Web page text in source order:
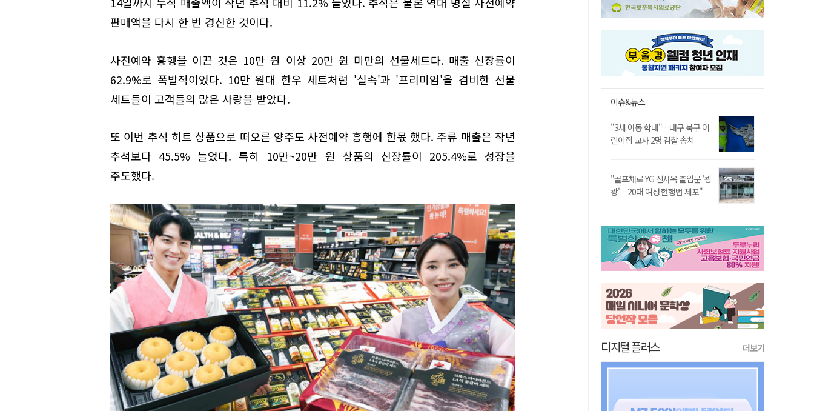
판매액을 다시 한 번 경신한 것이다.
사전예약 흥행을 이끈 것은 10만 원 이상 20만 원 미만의 선물세트다. 매출 신장률이
62.9%로 폭발적이었다. 10만 원대 한우 세트처럼 '실속'과 '프리미엄'을 겸비한 선물
세트들이 고객들의 많은 사랑을 받았다.
또 이번 추석 히트 상품으로 떠오른 양주도 사전예약 흥행에 한몫 했다. 주류 매출은 작년
추석보다 45.5% 늘었다. 특히 10만~20만 원 상품의 신장률이 205.4%로 성장을
주도했다.
이슈&뉴스
"3세 아동 학대"…대구 북구 어
린이집 교사 2명 검찰 송치
"골프채로 YG 신사옥 출입문 '쾅
쾅'…20대 여성 현행범 체포"
디지털 플러스 더보기